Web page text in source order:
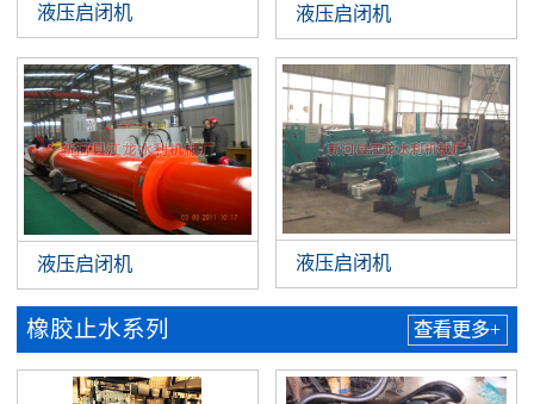
液压启闭机 液压启闭机
液压启闭机 液压启闭机
橡胶止水系列 查看更多+